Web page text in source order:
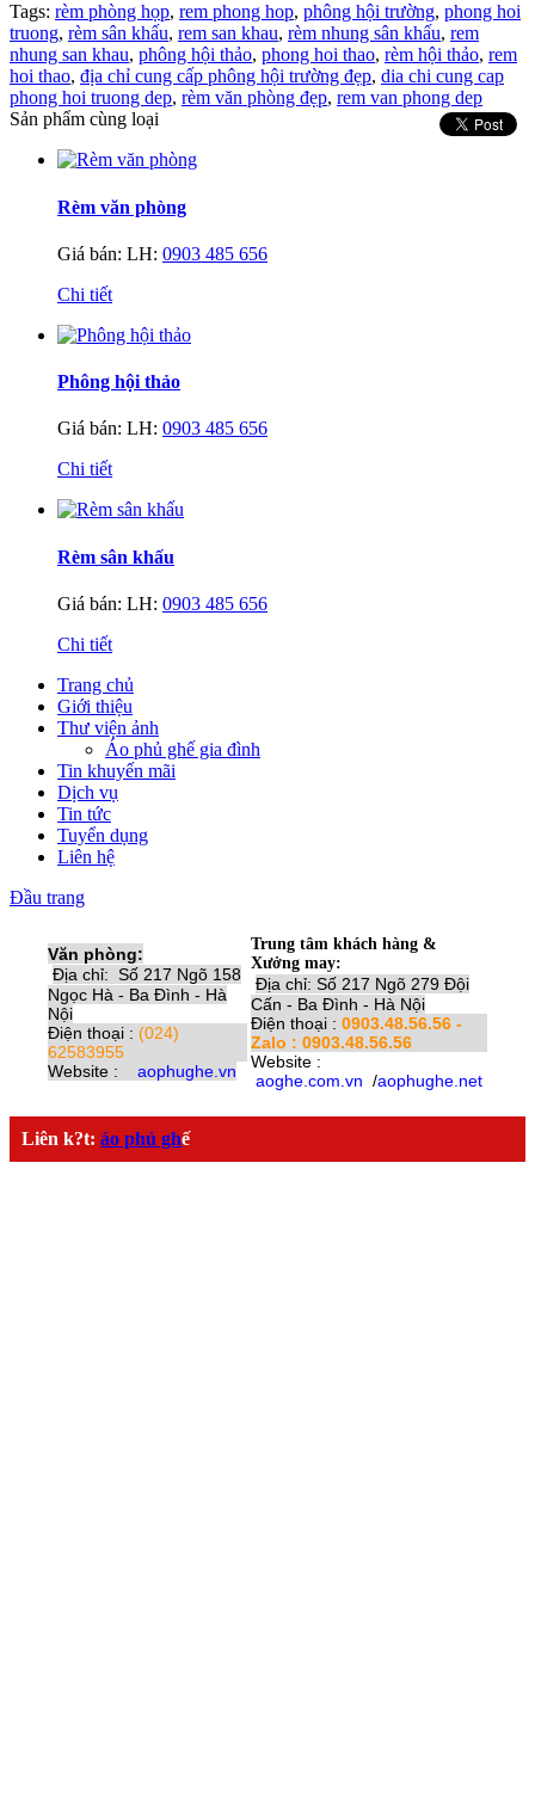
Tags: rèm phòng họp, rem phong hop, phông hội trường, phong hoi
truong, rèm sân khấu, rem san khau, rèm nhung sân khấu, rem
nhung san khau, phông hội thảo, phong hoi thao, rèm hội thảo, rem
hoi thao, địa chỉ cung cấp phông hội trường đẹp, dia chi cung cap
phong hoi truong dep, rèm văn phòng đẹp, rem van phong dep
Sản phẩm cùng loại
Rèm văn phòng
Giá bán: LH: 0903 485 656
Chi tiết
Phông hội thảo
Giá bán: LH: 0903 485 656
Chi tiết
Rèm sân khấu
Giá bán: LH: 0903 485 656
Chi tiết
Trang chủ
Giới thiệu
Thư viện ảnh
Áo phủ ghế gia đình
Tin khuyến mãi
Dịch vụ
Tin tức
Tuyển dụng
Liên hệ
Đầu trang
Văn phòng:
Địa chỉ: Số 217 Ngõ 158
Ngọc Hà - Ba Đình - Hà
Nội
Điện thoại : (024)
62583955
Website : aophughe.vn
Trung tâm khách hàng &
Xưởng may:
Địa chỉ: Số 217 Ngõ 279 Đội
Cấn - Ba Đình - Hà Nội
Điện thoại : 0903.48.56.56 -
Zalo : 0903.48.56.56
Website :
aoghe.com.vn /aophughe.net
Liên k?t: áo phủ ghế